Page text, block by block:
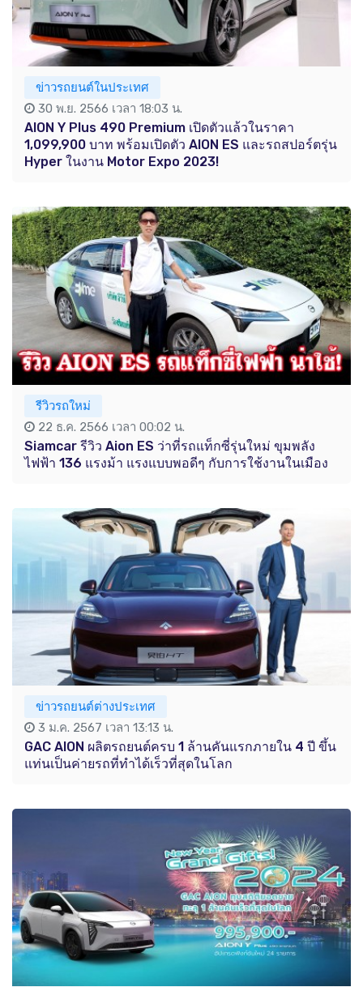
ข่าวรถยนต์ในประเทศ
30 พ.ย. 2566 เวลา 18:03 น.
AION Y Plus 490 Premium เปิดตัวแล้วในราคา
1,099,900 บาท พร้อมเปิดตัว AION ES และรถสปอร์ตรุ่น
Hyper ในงาน Motor Expo 2023!
รีวิวรถใหม่
22 ธ.ค. 2566 เวลา 00:02 น.
Siamcar รีวิว Aion ES ว่าที่รถแท็กซี่รุ่นใหม่ ขุมพลัง
ไฟฟ้า 136 แรงม้า แรงแบบพอดีๆ กับการใช้งานในเมือง
ข่าวรถยนต์ต่างประเทศ
3 ม.ค. 2567 เวลา 13:13 น.
GAC AION ผลิตรถยนต์ครบ 1 ล้านคันแรกภายใน 4 ปี ขึ้น
แท่นเป็นค่ายรถที่ทำได้เร็วที่สุดในโลก